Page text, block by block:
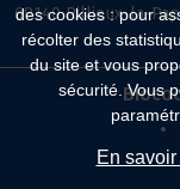
des cookies : pour
récolter des
du site et vous
sécurité. Vous
En
69140 Rillieux-la-